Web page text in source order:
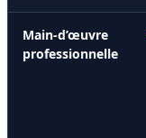
Main-d’œuvre
professionnelle